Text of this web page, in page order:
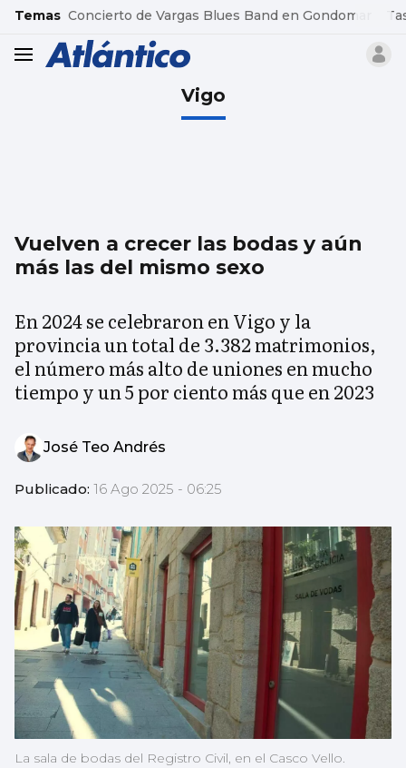
common.go-to-content
Temas Concierto de Vargas Blues Band en Gondomar
header.menu.open
Vigo
Vuelven a crecer las bodas y aún
más las del mismo sexo
En 2024 se celebraron en Vigo y la
provincia un total de 3.382 matrimonios,
el número más alto de uniones en mucho
tiempo y un 5 por ciento más que en 2023
José Teo Andrés
Publicado: 16 Ago 2025 - 06:25
La sala de bodas del Registro Civil, en el Casco Vello.